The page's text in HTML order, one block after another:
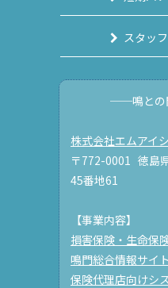
スタッ
──鳴との
株式会社エムアイ
〒772-0001 徳島
45番地61
【事業内容】
損害保険・生命保
鳴門総合情報サイ
保険代理店向けシ